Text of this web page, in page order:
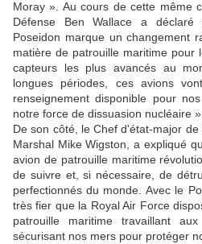
Moray ». Au cours de cette même
Défense Ben Wallace a
Poseidon marque un changement
matière de patrouille maritime pour
capteurs les plus avancés au
longues périodes, ces avions
renseignement disponible pour
notre force de dissuasion nucléaire ».
De son côté, le Chef d'état-major
Marshal Mike Wigston, a expliqué
avion de patrouille maritime
de suivre et, si nécessaire, de
perfectionnés du monde. Avec le
très fier que la Royal Air Force
patrouille maritime travaillant
sécurisant nos mers pour protéger